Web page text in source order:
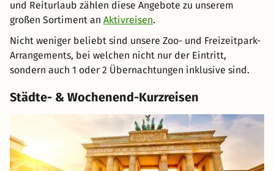
und Reiturlaub zählen diese Angebote zu unserem
großen Sortiment an Aktivreisen.
Nicht weniger beliebt sind unsere Zoo- und Freizeitpark-
Arrangements, bei welchen nicht nur der Eintritt,
sondern auch 1 oder 2 Übernachtungen inklusive sind.
Städte- & Wochenend-Kurzreisen